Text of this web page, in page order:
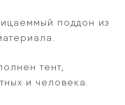
поддон из
тент,
и человека.